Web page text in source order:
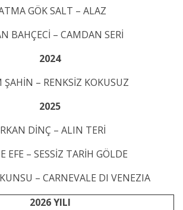
GÖK SALT – ALAZ
BAHÇECİ – CAMDAN SERİ
2024
ŞAHİN – RENKSİZ KOKUSUZ
2025
DİNÇ – ALIN TERİ
EFE – SESSİZ TARİH GÖLDE
– CARNEVALE DI VENEZIA
2026 YILI